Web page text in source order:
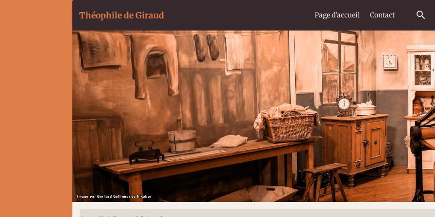
Théophile de Giraud Page d'accueil Contact